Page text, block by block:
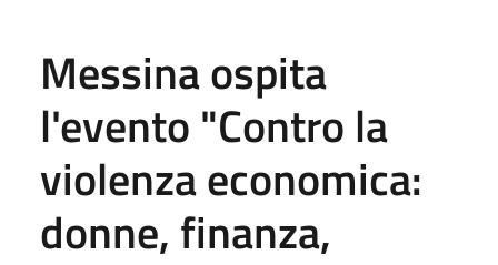
Messina ospita
l'evento "Contro la
violenza economica:
donne, finanza,